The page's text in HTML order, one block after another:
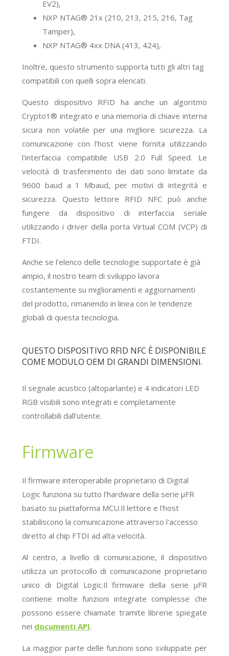
EV2),
NXP NTAG® 21x (210, 213, 215, 216, Tag
Tamper),
NXP NTAG® 4xx DNA (413, 424),
Inoltre, questo strumento supporta tutti gli altri tag
compatibili con quelli sopra elencati.
Questo dispositivo RFID ha anche un algoritmo
Crypto1® integrato e una memoria di chiave interna
sicura non volatile per una migliore sicurezza. La
comunicazione con l'host viene fornita utilizzando
l'interfaccia compatibile USB 2.0 Full Speed. Le
velocità di trasferimento dei dati sono limitate da
9600 baud a 1 Mbaud, per motivi di integrità e
sicurezza. Questo lettore RFID NFC può anche
fungere da dispositivo di interfaccia seriale
utilizzando i driver della porta Virtual COM (VCP) di
FTDI.
Anche se l'elenco delle tecnologie supportate è già
ampio, il nostro team di sviluppo lavora
costantemente su miglioramenti e aggiornamenti
del prodotto, rimanendo in linea con le tendenze
globali di questa tecnologia.
QUESTO DISPOSITIVO RFID NFC È DISPONIBILE
COME MODULO OEM DI GRANDI DIMENSIONI.
Il segnale acustico (altoparlante) e 4 indicatori LED
RGB visibili sono integrati e completamente
controllabili dall'utente.
Firmware
Il firmware interoperabile proprietario di Digital
Logic funziona su tutto l'hardware della serie μFR
basato su piattaforma MCU.Il lettore e l'host
stabiliscono la comunicazione attraverso l'accesso
diretto al chip FTDI ad alta velocità.
Al centro, a livello di comunicazione, il dispositivo
utilizza un protocollo di comunicazione proprietario
unico di Digital Logic.Il firmware della serie μFR
contiene molte funzioni integrate complesse che
possono essere chiamate tramite librerie spiegate
nei documenti API.
La maggior parte delle funzioni sono sviluppate per